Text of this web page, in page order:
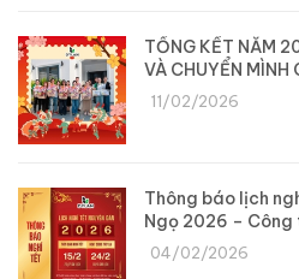
TỔNG KẾT NĂM
VÀ CHUYỂN MÌNH
11/02/2026
Thông báo lịch
Ngọ 2026 – Công
04/02/2026